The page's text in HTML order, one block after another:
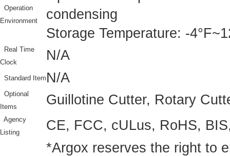
Operation
Environment
condensing
Storage Temperature: -
Real Time
Clock
N/A
Standard Item N/A
Optional
Items
Guillotine Cutter, Rotary
Agency
Listing
CE, FCC, cULus, RoHS,
*Argox reserves the right to